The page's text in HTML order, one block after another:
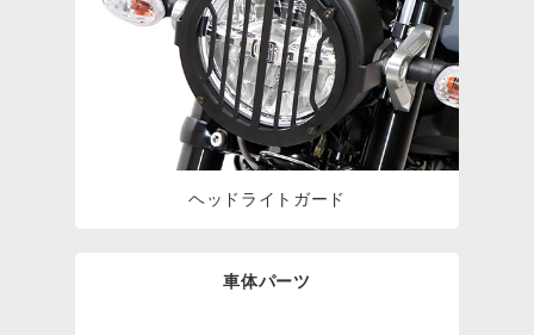
ヘッドライトガード
車体パーツ